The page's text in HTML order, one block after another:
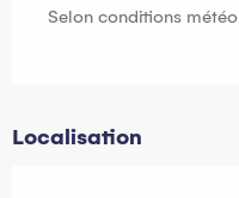
Selon conditions
Localisation